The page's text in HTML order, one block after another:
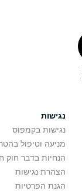
נגישות
נגישות בקמפוס
מניעה וטיפול
הנחיות בדבר חוק
הצהרת נגישות
הגנת הפרטיות